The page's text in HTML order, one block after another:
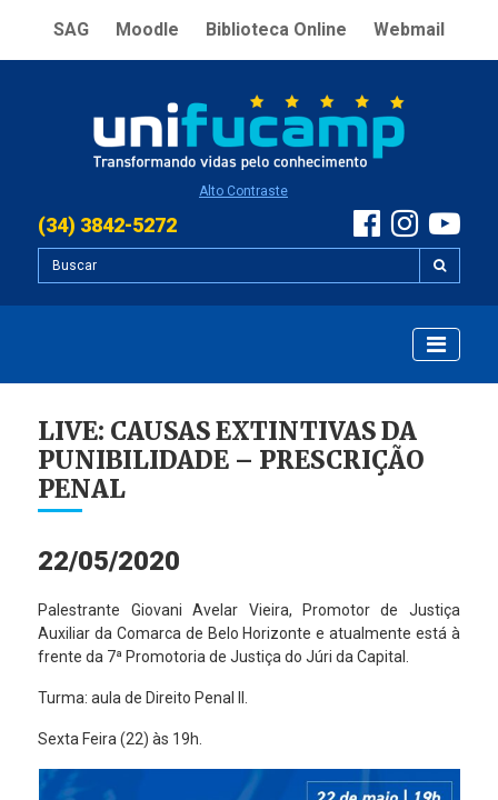
SAG Moodle Biblioteca Online Webmail
Alto Contraste
(34) 3842-5272
LIVE: CAUSAS EXTINTIVAS DA
PUNIBILIDADE – PRESCRIÇÃO
PENAL
22/05/2020
Palestrante Giovani Avelar Vieira, Promotor de Justiça
Auxiliar da Comarca de Belo Horizonte e atualmente está à
frente da 7ª Promotoria de Justiça do Júri da Capital.
Turma: aula de Direito Penal II.
Sexta Feira (22) às 19h.